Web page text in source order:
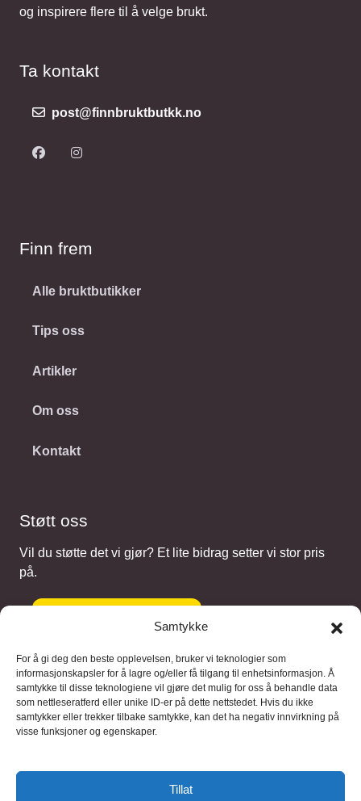
Samtykke
For å gi deg den beste opplevelsen, bruker vi teknologier som
informasjonskapsler for å lagre og/eller få tilgang til enhetsinformasjon. Å
samtykke til disse teknologiene vil gjøre det mulig for oss å behandle data
som nettleseratferd eller unike ID-er på dette nettstedet. Hvis du ikke
samtykker eller trekker tilbake samtykke, kan det ha negativ innvirkning på
visse funksjoner og egenskaper.
Tillat
og inspirere flere til å velge brukt.
Ta kontakt
post@finnbruktbutkk.no
Finn frem
Alle bruktbutikker
Tips oss
Artikler
Om oss
Kontakt
Støtt oss
Vil du støtte det vi gjør? Et lite bidrag setter vi stor pris
på.
Gi et bidrag
Samarbeidspartnere
Blaaregn – digitale tjenester